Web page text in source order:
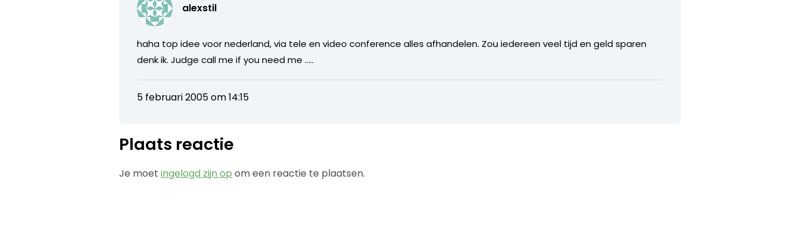
alexstil
haha top idee voor nederland, via tele en video conference alles afhandelen. Zou iedereen veel tijd en geld sparen
denk ik. Judge call me if you need me …..
5 februari 2005 om 14:15
Plaats reactie
Je moetingelogd zijn op om een reactie te plaatsen.